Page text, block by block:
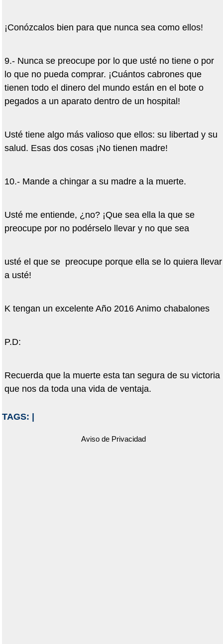
¡Conózcalos bien para que nunca sea como ellos!
9.- Nunca se preocupe por lo que usté no tiene o por
lo que no pueda comprar. ¡Cuántos cabrones que
tienen todo el dinero del mundo están en el bote o
pegados a un aparato dentro de un hospital!
Usté tiene algo más valioso que ellos: su libertad y su
salud. Esas dos cosas ¡No tienen madre!
10.- Mande a chingar a su madre a la muerte.
Usté me entiende, ¿no? ¡Que sea ella la que se
preocupe por no podérselo llevar y no que sea
usté el que se preocupe porque ella se lo quiera llevar
a usté!
K tengan un excelente Año 2016 Animo chabalones
P.D:
Recuerda que la muerte esta tan segura de su victoria
que nos da toda una vida de ventaja.
TAGS:
Aviso de Privacidad